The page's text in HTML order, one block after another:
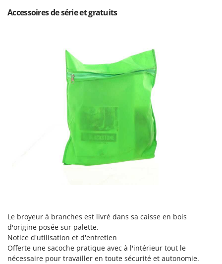
Z
Accessoires de série et gratuits
Le broyeur à branches est livré dans sa caisse en bois
d'origine posée sur palette.
Notice d'utilisation et d'entretien
Offerte une sacoche pratique avec à l'intérieur tout le
nécessaire pour travailler en toute sécurité et autonomie.